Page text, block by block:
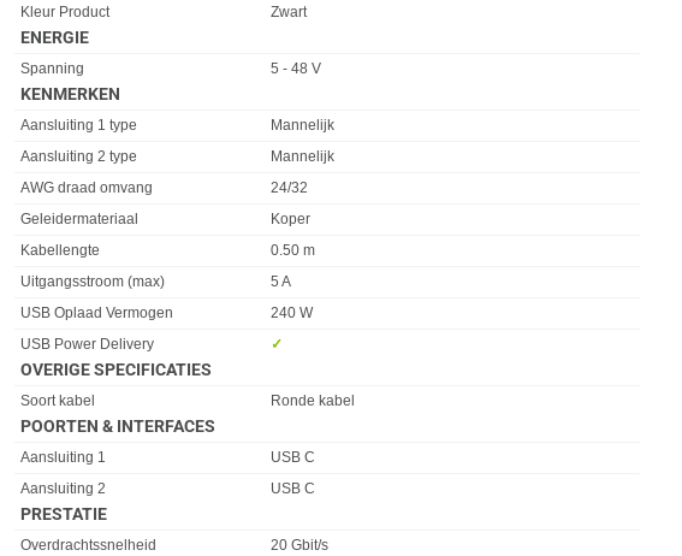
Kleur Product
Zwart
ENERGIE
Eigenschap
Spanning 5 - 48 V
KENMERKEN
Eigenschap Waarde
Aansluiting 1 type
Mannelijk
Aansluiting 2 type
Mannelijk
AWG draad omvang
24/32
Geleidermateriaal
Koper
Kabellengte
0.50 m
Uitgangsstroom (max)
5 A
USB Oplaad Vermogen
240 W
USB Power Delivery
✓︎
OVERIGE SPECIFICATIES
Eigenschap
Soort kabel Ronde kabel
POORTEN & INTERFACES
Eigenschap
Aansluiting 1
USB C
Aansluiting 2
USB C
PRESTATIE
Eigenschap Waarde
Overdrachtssnelheid
20 Gbit/s